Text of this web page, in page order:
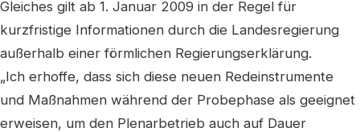
Gleiches gilt ab 1. Januar 2009 in der Regel für
kurzfristige Informationen durch die Landesregierung
außerhalb einer förmlichen Regierungserklärung.
„Ich erhoffe, dass sich diese neuen Redeinstrumente
und Maßnahmen während der Probephase als geeignet
erweisen, um den Plenarbetrieb auch auf Dauer